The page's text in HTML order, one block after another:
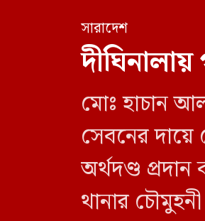
সারাদেশ
মোঃ হাচান
সেবনের
অর্থদণ্ড
থানার